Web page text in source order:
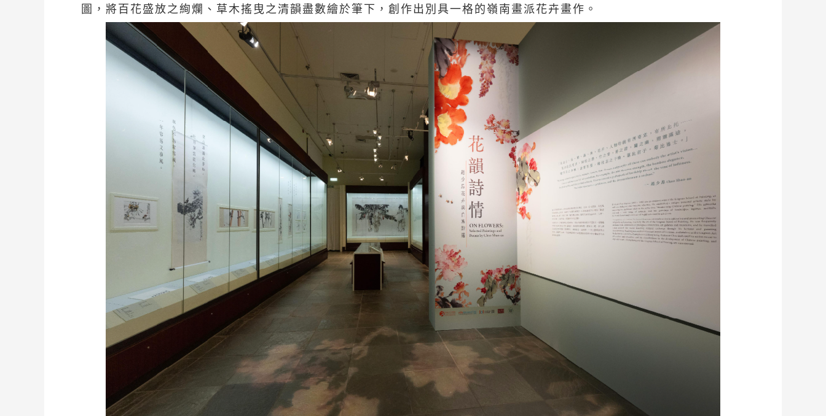
圖，將百花盛放之絢爛、草木搖曳之清韻盡數繪於筆下，創作出別具一格的嶺南畫派花卉畫作。